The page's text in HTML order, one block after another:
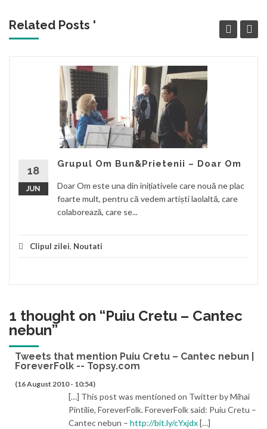
Related Posts '
18
JUN
Grupul Om Bun&Prietenii – Doar Om
Doar Om este una din inițiativele care nouă ne plac
foarte mult, pentru că vedem artiști laolaltă, care
colaborează, care se...
Clipul zilei, Noutati
1 thought on “Puiu Cretu – Cantec
nebun”
Tweets that mention Puiu Cretu – Cantec nebun |
ForeverFolk -- Topsy.com
(16 August 2010 - 10:54)
[…] This post was mentioned on Twitter by Mihai
Pintilie, ForeverFolk. ForeverFolk said: Puiu Cretu –
Cantec nebun – http://bit.ly/cYxjdx[…]